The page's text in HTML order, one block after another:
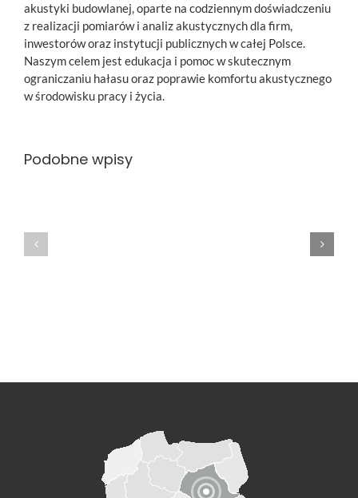
akustyki budowlanej, oparte na codziennym doświadczeniu
z realizacji pomiarów i analiz akustycznych dla firm,
inwestorów oraz instytucji publicznych w całej Polsce.
Naszym celem jest edukacja i pomoc w skutecznym
ograniczaniu hałasu oraz poprawie komfortu akustycznego
w środowisku pracy i życia.
Podobne wpisy
akredytowane